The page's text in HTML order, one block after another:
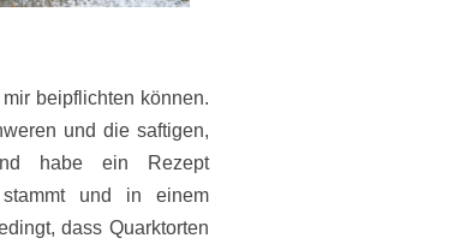
beipflichten können.
und die saftigen,
habe ein Rezept
stammt und in einem
dass Quarktorten